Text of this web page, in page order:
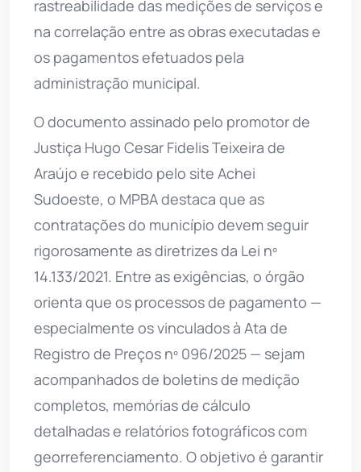
rastreabilidade das medições de serviços e
na correlação entre as obras executadas e
os pagamentos efetuados pela
administração municipal.
O documento assinado pelo promotor de
Justiça Hugo Cesar Fidelis Teixeira de
Araújo e recebido pelo site Achei
Sudoeste, o MPBA destaca que as
contratações do município devem seguir
rigorosamente as diretrizes da Lei nº
14.133/2021. Entre as exigências, o órgão
orienta que os processos de pagamento —
especialmente os vinculados à Ata de
Registro de Preços nº 096/2025 — sejam
acompanhados de boletins de medição
completos, memórias de cálculo
detalhadas e relatórios fotográficos com
georreferenciamento. O objetivo é garantir